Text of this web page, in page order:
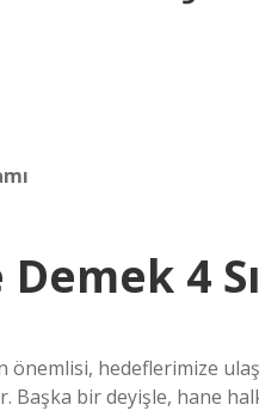
4
önemlisi, hedeflerimize
Başka bir deyişle, hane